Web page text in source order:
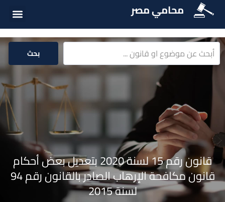
محامي مصر
بحث
قانون رقم 15 لسنة 2020 بتعديل بعض أحكام
قانون مكافحة الإرهاب الصادر بالقانون رقم 94
لسنة 2015